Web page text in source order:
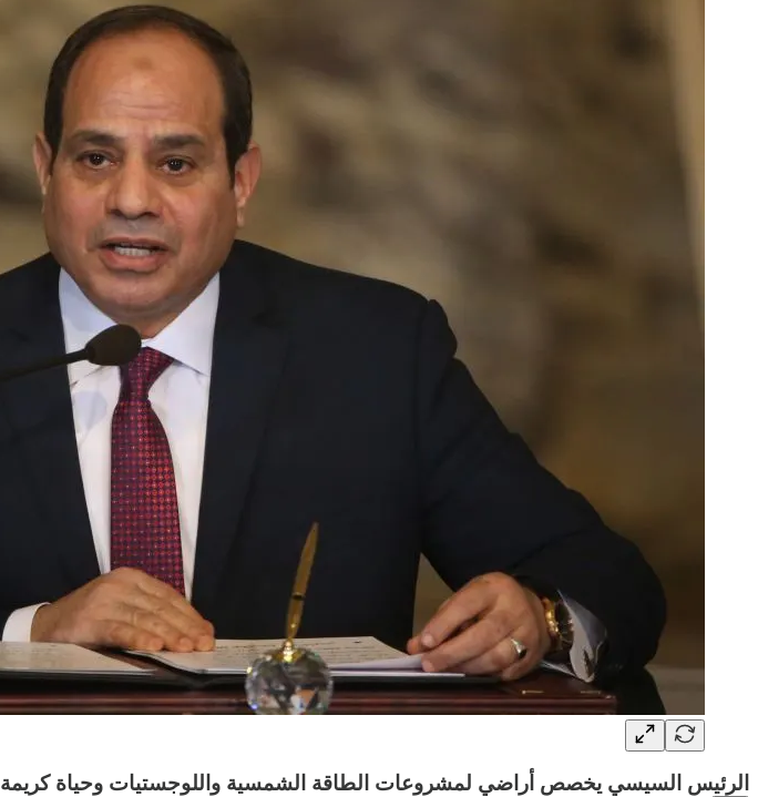
الرئيس السيسي يخصص أراضي لمشروعات الطاقة الشمسية واللوجستيات وحياة كريمة